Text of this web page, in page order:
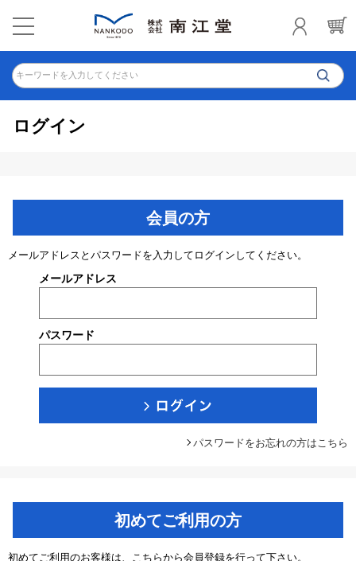
キーワードを入力してください
ログイン
会員の方
メールアドレスとパスワードを入力してログインしてください。
メールアドレス
パスワード
パスワードをお忘れの方はこちら
初めてご利用の方
初めてご利用のお客様は、こちらから会員登録を行って下さい。